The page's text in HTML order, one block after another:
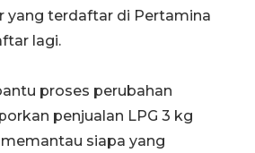
yang terdaftar di Pertamina
lagi.
proses perubahan
penjualan LPG 3 kg
siapa yang